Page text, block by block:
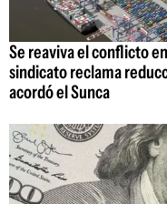
Se reaviva el conflicto
sindicato reclama
acordó el Sunca